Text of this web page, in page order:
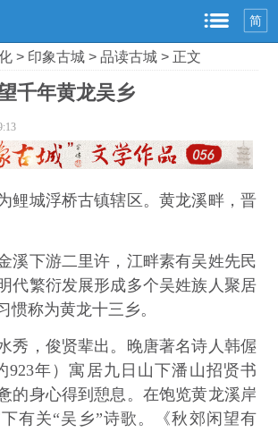
简
> 印象古城 > 品读古城 > 正文
千年黄龙吴乡
城浮桥古镇辖区。黄龙溪畔，晋
下游二里许，江畔素有吴姓先民
代繁衍发展形成多个吴姓族人聚居
惯称为黄龙十三乡。
，俊贤辈出。晚唐著名诗人韩偓
923年）寓居九日山下潘山招贤书
的身心得到憩息。在饱览黄龙溪岸
有关“吴乡”诗歌。《秋郊闲望有